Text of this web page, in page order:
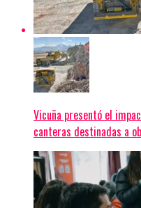
Vicuña presentó el
canteras destinadas a